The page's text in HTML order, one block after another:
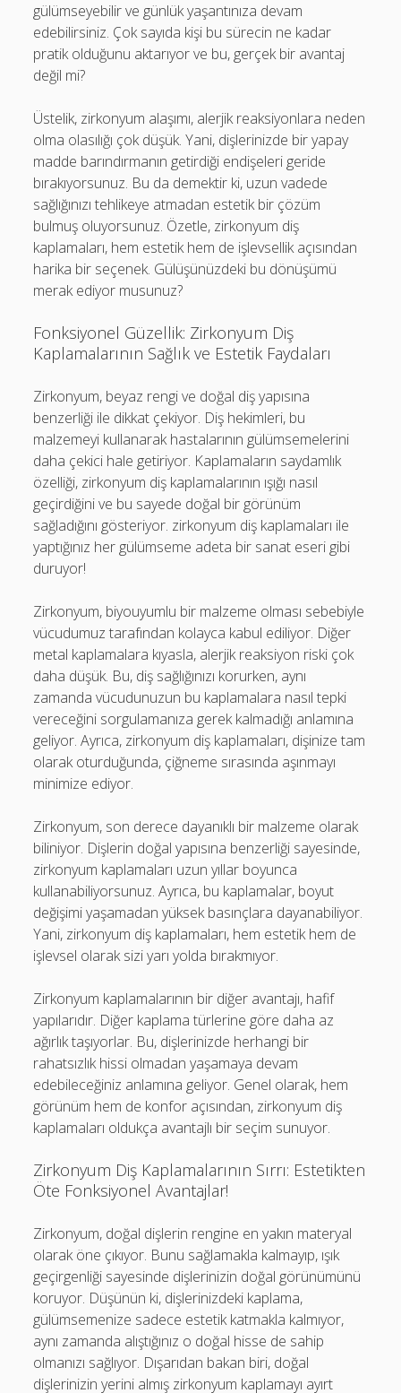
gülümseyebilir ve günlük yaşantınıza devam
edebilirsiniz. Çok sayıda kişi bu sürecin ne kadar
pratik olduğunu aktarıyor ve bu, gerçek bir avantaj
değil mi?
Üstelik, zirkonyum alaşımı, alerjik reaksiyonlara neden
olma olasılığı çok düşük. Yani, dişlerinizde bir yapay
madde barındırmanın getirdiği endişeleri geride
bırakıyorsunuz. Bu da demektir ki, uzun vadede
sağlığınızı tehlikeye atmadan estetik bir çözüm
bulmuş oluyorsunuz. Özetle, zirkonyum diş
kaplamaları, hem estetik hem de işlevsellik açısından
harika bir seçenek. Gülüşünüzdeki bu dönüşümü
merak ediyor musunuz?
Fonksiyonel Güzellik: Zirkonyum Diş
Kaplamalarının Sağlık ve Estetik Faydaları
Zirkonyum, beyaz rengi ve doğal diş yapısına
benzerliği ile dikkat çekiyor. Diş hekimleri, bu
malzemeyi kullanarak hastalarının gülümsemelerini
daha çekici hale getiriyor. Kaplamaların saydamlık
özelliği, zirkonyum diş kaplamalarının ışığı nasıl
geçirdiğini ve bu sayede doğal bir görünüm
sağladığını gösteriyor. zirkonyum diş kaplamaları ile
yaptığınız her gülümseme adeta bir sanat eseri gibi
duruyor!
Zirkonyum, biyouyumlu bir malzeme olması sebebiyle
vücudumuz tarafından kolayca kabul ediliyor. Diğer
metal kaplamalara kıyasla, alerjik reaksiyon riski çok
daha düşük. Bu, diş sağlığınızı korurken, aynı
zamanda vücudunuzun bu kaplamalara nasıl tepki
vereceğini sorgulamanıza gerek kalmadığı anlamına
geliyor. Ayrıca, zirkonyum diş kaplamaları, dişinize tam
olarak oturduğunda, çiğneme sırasında aşınmayı
minimize ediyor.
Zirkonyum, son derece dayanıklı bir malzeme olarak
biliniyor. Dişlerin doğal yapısına benzerliği sayesinde,
zirkonyum kaplamaları uzun yıllar boyunca
kullanabiliyorsunuz. Ayrıca, bu kaplamalar, boyut
değişimi yaşamadan yüksek basınçlara dayanabiliyor.
Yani, zirkonyum diş kaplamaları, hem estetik hem de
işlevsel olarak sizi yarı yolda bırakmıyor.
Zirkonyum kaplamalarının bir diğer avantajı, hafif
yapılarıdır. Diğer kaplama türlerine göre daha az
ağırlık taşıyorlar. Bu, dişlerinizde herhangi bir
rahatsızlık hissi olmadan yaşamaya devam
edebileceğiniz anlamına geliyor. Genel olarak, hem
görünüm hem de konfor açısından, zirkonyum diş
kaplamaları oldukça avantajlı bir seçim sunuyor.
Zirkonyum Diş Kaplamalarının Sırrı: Estetikten
Öte Fonksiyonel Avantajlar!
Zirkonyum, doğal dişlerin rengine en yakın materyal
olarak öne çıkıyor. Bunu sağlamakla kalmayıp, ışık
geçirgenliği sayesinde dişlerinizin doğal görünümünü
koruyor. Düşünün ki, dişlerinizdeki kaplama,
gülümsemenize sadece estetik katmakla kalmıyor,
aynı zamanda alıştığınız o doğal hisse de sahip
olmanızı sağlıyor. Dışarıdan bakan biri, doğal
dişlerinizin yerini almış zirkonyum kaplamayı ayırt